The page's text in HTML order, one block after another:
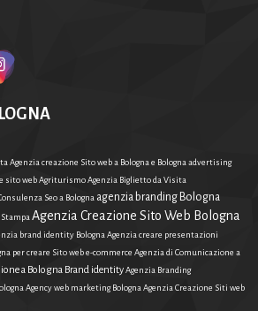
Agenzia creazione Sito web a Bologna e Bolognaadvertising
sito web AgriturismoAgenzia Biglietto da Visita
Seo a Bologna agenzia branding Bologna
Agenzia Creazione Sito Web Bologna
brand identity BolognaAgenzia creare presentazioni
per creare Sito web e-commerce Agenzia di Comunicazione a
a Bologna Brand identityAgenzia Branding
Agency web marketing BolognaAgenzia Creazione Siti web